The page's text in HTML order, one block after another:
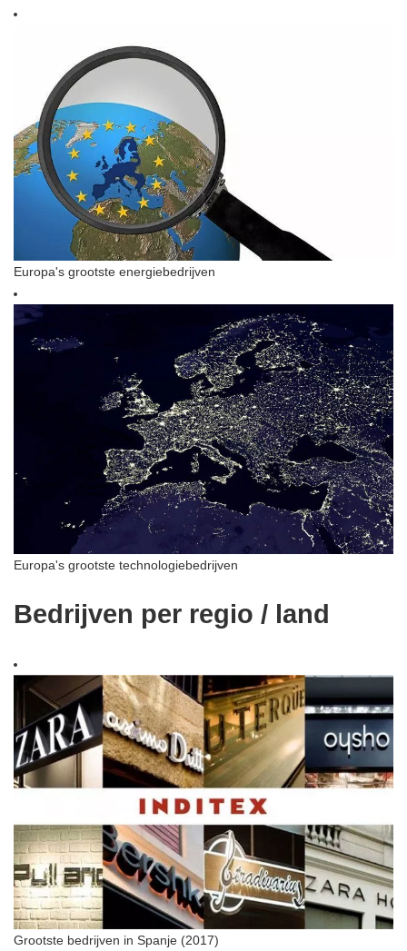
Europa's grootste energiebedrijven
Europa's grootste technologiebedrijven
Bedrijven per regio / land
Grootste bedrijven in Spanje (2017)